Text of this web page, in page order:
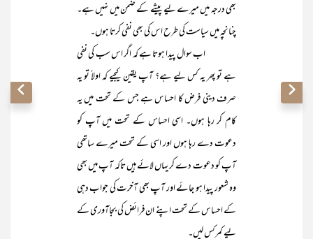
بھی درجہ میں میرے لیے پیشے کے ضمن میں نہیں ہے۔
چنانچہ میں سیاست کی طرح اس کی بھی نفی کرتا ہوں۔
اب سوال پیدا ہوتا ہے کہ اگر اس سب کی نفی
ہے تو پھر یہ کس لیے ہے؟ آپ یقین کیجیے کہ اولاً تو یہ
صرف دینی فرض کا احساس ہے جس کے تحت میں یہ
کام کر رہا ہوں۔ اسی احساس کے تحت میں آپ کو
دعوت دے رہا ہوں اور اسی کے تحت میرے ساتھی
آپ کو دعوت دے کر یہاں لائے ہیں تاکہ آپ میں بھی
وہ شعور پیدا ہو جائے اور آپ بھی آخرت کی جواب دہی
کے احساس کے تحت اپنے ان فرائض کی بجاآوری کے
لیے کمرکس لیں۔